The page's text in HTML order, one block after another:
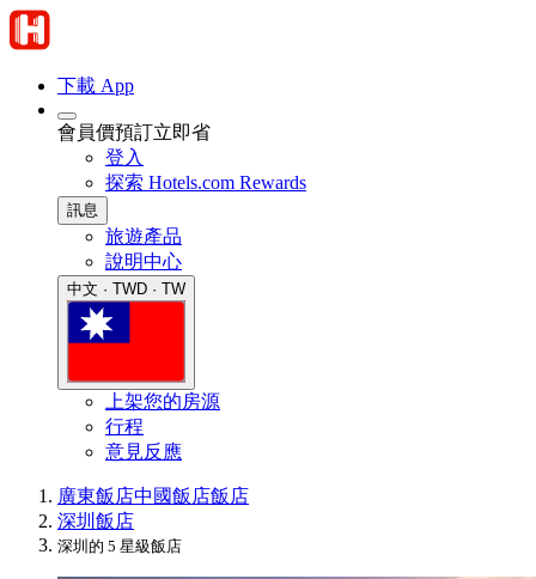
下載 App
會員價預訂立即省
登入
探索 Hotels.com Rewards
訊息
旅遊產品
說明中心
中文 · TWD · TW
上架您的房源
行程
意見反應
廣東飯店中國飯店飯店
深圳飯店
深圳的 5 星級飯店